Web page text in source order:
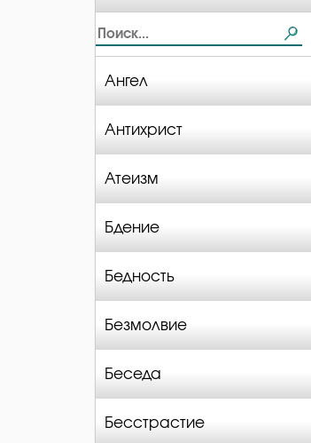
Ангел
Антихрист
Атеизм
Бдение
Бедность
Безмолвие
Беседа
Бесстрастие